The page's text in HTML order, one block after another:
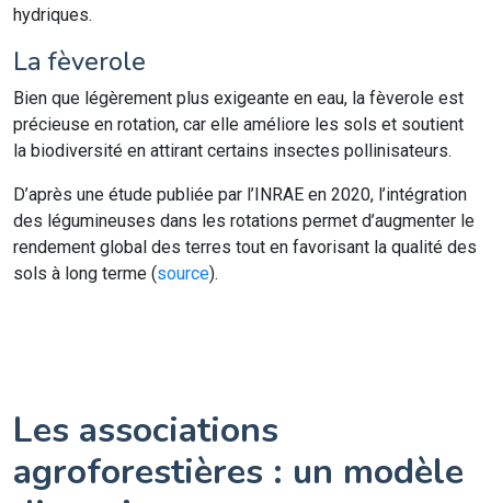
hydriques.
La fèverole
Bien que légèrement plus exigeante en eau, la fèverole est
précieuse en rotation, car elle améliore les sols et soutient
la biodiversité en attirant certains insectes pollinisateurs.
D’après une étude publiée par l’INRAE en 2020, l’intégration
des légumineuses dans les rotations permet d’augmenter le
rendement global des terres tout en favorisant la qualité des
sols à long terme (source).
Les associations
agroforestières : un modèle